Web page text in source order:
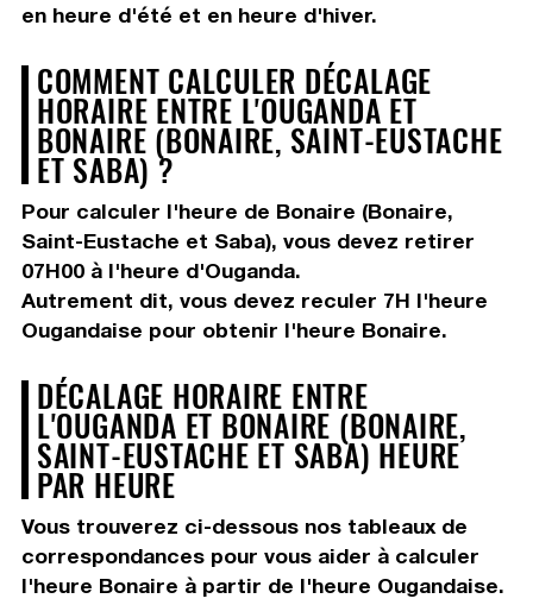
en heure d'été et en heure d'hiver.
COMMENT CALCULER DÉCALAGE
HORAIRE ENTRE L'OUGANDA ET
BONAIRE (BONAIRE, SAINT-EUSTACHE
ET SABA) ?
Pour calculer l'heure de Bonaire (Bonaire,
Saint-Eustache et Saba), vous devez retirer
07H00à l'heure d'Ouganda.
Autrement dit, vous devez reculer 7H l'heure
Ougandaise pour obtenir l'heure Bonaire.
DÉCALAGE HORAIRE ENTRE
L'OUGANDA ET BONAIRE (BONAIRE,
SAINT-EUSTACHE ET SABA) HEURE
PAR HEURE
Vous trouverez ci-dessous nos tableaux de
correspondances pour vous aider à calculer
l'heure Bonaire à partir de l'heure Ougandaise.